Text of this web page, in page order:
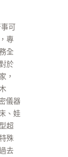
可
專
全
於
，
儀器
、娃
超
殊
去